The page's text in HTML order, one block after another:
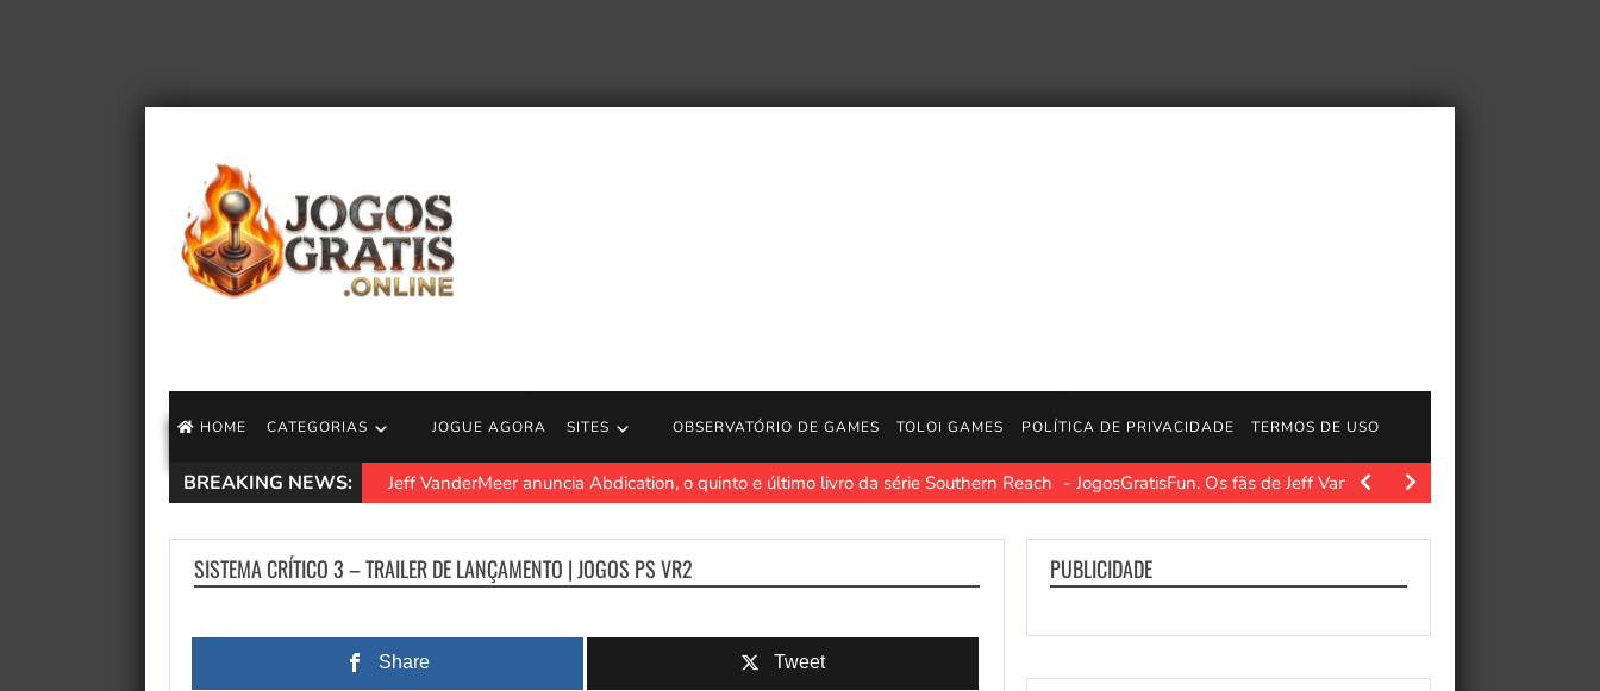
HOME CATEGORIAS JOGUE AGORA SITES OBSERVATÓRIO DE GAMES TOLOI GAMES POLÍTICA DE PRIVACIDADE TERMOS DE USO
BREAKING NEWS: Jeff VanderMeer anuncia Abdication, o quinto e último livro da série Southern Reach JogosGratisFun. Os fãs de Jeff VanderMeer e de sua…
SISTEMA CRÍTICO 3 – TRAILER DE LANÇAMENTO | JOGOS PS VR2
Share Tweet
PUBLICIDADE